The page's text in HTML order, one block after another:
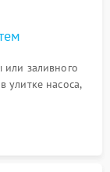
или заливного
улитке насоса,
платы
проводки.